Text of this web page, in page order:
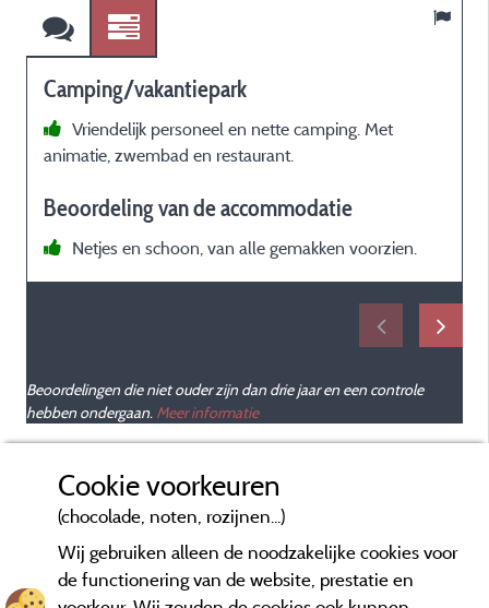
Camping/vakantiepark
Vriendelijk personeel en nette camping. Met
animatie, zwembad en restaurant.
Beoordeling van de accommodatie
Netjes en schoon, van alle gemakken voorzien.
Beoordelingen die niet ouder zijn dan drie jaar en een controle
hebben ondergaan. Meer informatie
Cookie voorkeuren
(chocolade, noten, rozijnen...)
Wij gebruiken alleen de noodzakelijke cookies voor
de functionering van de website, prestatie en